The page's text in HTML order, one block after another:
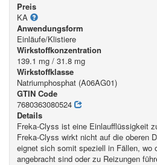
Preis
KA
Anwendungsform
Einläufe/Klistiere
Wirkstoffkonzentration
139.1 mg / 31.8 mg
Wirkstoffklasse
Natriumphosphat (A06AG01)
GTIN Code
7680363080524
Details
Freka-Clyss ist eine Einlaufflüssigkeit
Freka-Clyss wirkt nicht auf die oberen
eignet sich somit speziell in Fällen, wo
angebracht sind oder zu Reizungen